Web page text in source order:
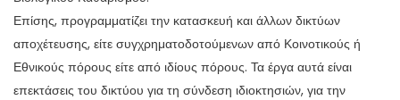
Επίσης, προγραμματίζει την κατασκευή και άλλων δικτύων
αποχέτευσης, είτε συγχρηματοδοτούμενων από Κοινοτικούς ή
Εθνικούς πόρους είτε από ιδίους πόρους. Τα έργα αυτά είναι
επεκτάσεις του δικτύου για τη σύνδεση ιδιοκτησιών, για την